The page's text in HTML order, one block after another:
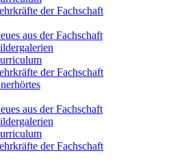
der Fachschaft
aus der Fachschaft
der Fachschaft
aus der Fachschaft
der Fachschaft